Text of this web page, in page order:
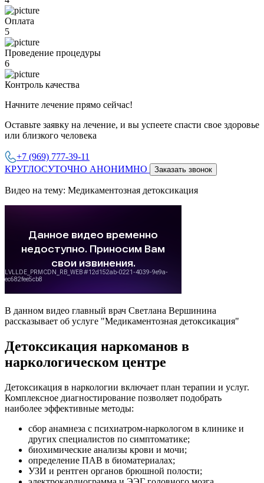
Оплата
5
Проведение процедуры
6
Контроль качества
Начните лечение прямо сейчас!
Оставьте заявку на лечение, и вы успеете спасти свое здоровье
или близкого человека
+7 (969) 777-39-11
КРУГЛОСУТОЧНО АНОНИМНО
Заказать звонок
Видео на тему: Медикаментозная детоксикация
В данном видео главный врач Светлана Вершинина
рассказывает об услуге "Медикаментозная детоксикация"
Детоксикация наркоманов в
наркологическом центре
Детоксикация в наркологии включает план терапии и услуг.
Комплексное диагностирование позволяет подобрать
наиболее эффективные методы:
сбор анамнеза с психиатром-наркологом в клинике и
других специалистов по симптоматике;
биохимические анализы крови и мочи;
определение ПАВ в биоматериалах;
УЗИ и рентген органов брюшной полости;